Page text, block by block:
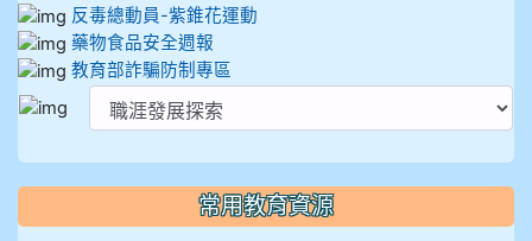
反毒總動員-紫錐花運動
藥物食品安全週報
教育部詐騙防制專區
常用教育資源